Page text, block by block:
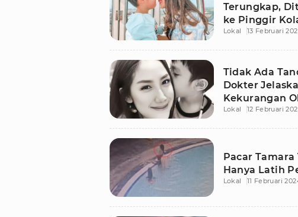
Terungkap,
ke Pinggir
Lokal 13 Februari
Tidak Ada
Dokter
Kekurangan
Lokal 12 Februari
Pacar Tamara
Hanya Latih
Lokal 11 Februari